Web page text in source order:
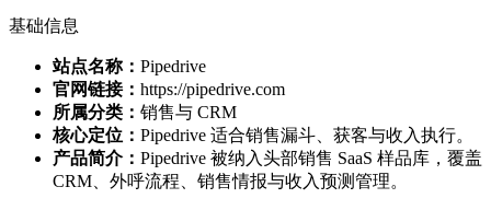
基础信息
站点名称： Pipedrive
官网链接： https://pipedrive.com
所属分类： 销售与 CRM
核心定位： Pipedrive 适合销售漏斗、获客与收入执行。
产品简介： Pipedrive 被纳入头部销售 SaaS 样品库，覆盖
CRM、外呼流程、销售情报与收入预测管理。